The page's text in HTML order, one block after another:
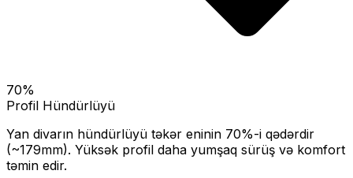
70%
Profil Hündürlüyü
Yan divarın hündürlüyü təkər eninin 70%-i qədərdir
(~179mm). Yüksək profil daha yumşaq sürüş və komfort
təmin edir.